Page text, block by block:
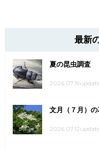
最新
夏の昆虫調査
文月（７月）の